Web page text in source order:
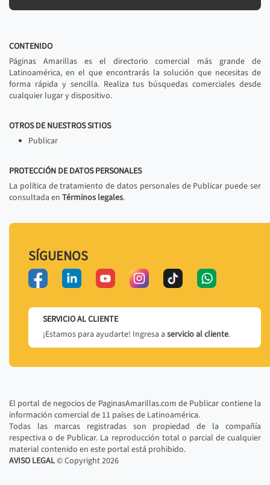
CONTENIDO
Páginas Amarillas es el directorio comercial más grande de
Latinoamérica, en el que encontrarás la solución que necesitas de
forma rápida y sencilla. Realiza tus búsquedas comerciales desde
cualquier lugar y dispositivo.
OTROS DE NUESTROS SITIOS
Publicar
PROTECCIÓN DE DATOS PERSONALES
La política de tratamiento de datos personales de Publicar puede ser
consultada en Términos legales.
SÍGUENOS
SERVICIO AL CLIENTE
¡Estamos para ayudarte! Ingresa a servicio al cliente.
El portal de negocios de PaginasAmarillas.com de Publicar contiene la
información comercial de 11 países de Latinoamérica.
Todas las marcas registradas son propiedad de la compañía
respectiva o de Publicar. La reproducción total o parcial de cualquier
material contenido en este portal está prohibido.
AVISO LEGAL© Copyright2026